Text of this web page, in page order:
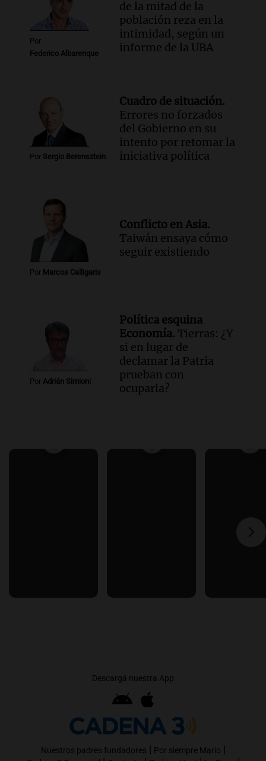
Por
Federico Albarenque
de la mitad de la
población reza en la
intimidad, según un
informe de la UBA
Por Sergio Berensztein
Cuadro de situación.
Errores no forzados
del Gobierno en su
intento por retomar la
iniciativa política
Por Marcos Calligaris
Conflicto en Asia.
Taiwán ensaya cómo
seguir existiendo
Por Adrián Simioni
Política esquina
Economía. Tierras: ¿Y
si en lugar de
declamar la Patria
prueban con
ocuparla?
Descargá nuestra App
Nuestros padres fundadores | Por siempre Mario |